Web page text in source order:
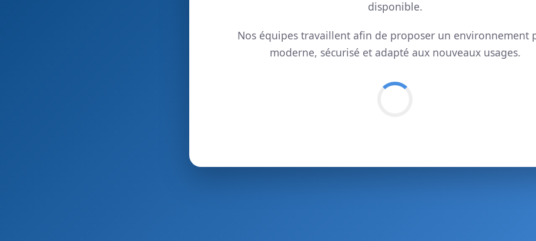
disponible.
Nos équipes travaillent afin de proposer un environnement
moderne, sécurisé et adapté aux nouveaux usages.